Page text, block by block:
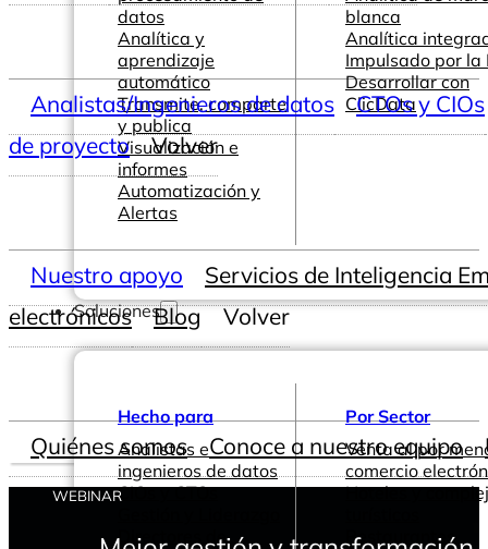
datos
Analítica y
aprendizaje
automático
Transmite, comparte
y publica
Visualización e
informes
Automatización y
Alertas
blanca
Analítica
Impulsado por la
Desarrollar con
ClicData
Soluciones
Hecho para
Analistas e
ingenieros de datos
CIOs y CTOs
Directores de
Por Sector
Venta al por
comercio
Hoteles y
Restaurantes
Analistas/Ingenieros de datos
CTOs y CIOs
de proyecto
Volver
Nuestro apoyo
Servicios de Inteligencia
electrónicos
Blog Volver
Quiénes somos Conoce a nuestro equipo
WEBINAR